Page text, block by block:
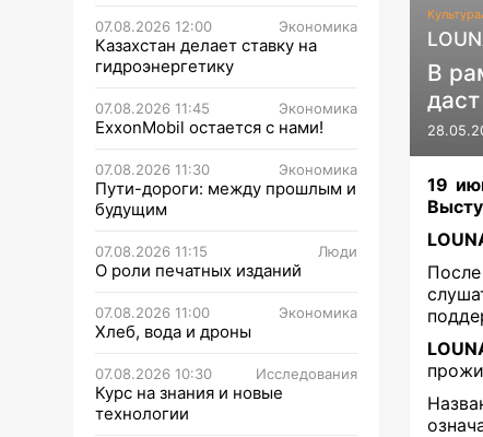
07.08.2026 12:00 Экономика
Казахстан делает ставку на
гидроэнергетику
07.08.2026 11:45 Экономика
ExxonMobil остается с нами!
07.08.2026 11:30 Экономика
Пути-дороги: между прошлым и
будущим
07.08.2026 11:15 Люди
О роли печатных изданий
07.08.2026 11:00 Экономика
Хлеб, вода и дроны
07.08.2026 10:30 Исследования
Курс на знания и новые
технологии
Культура
В
19